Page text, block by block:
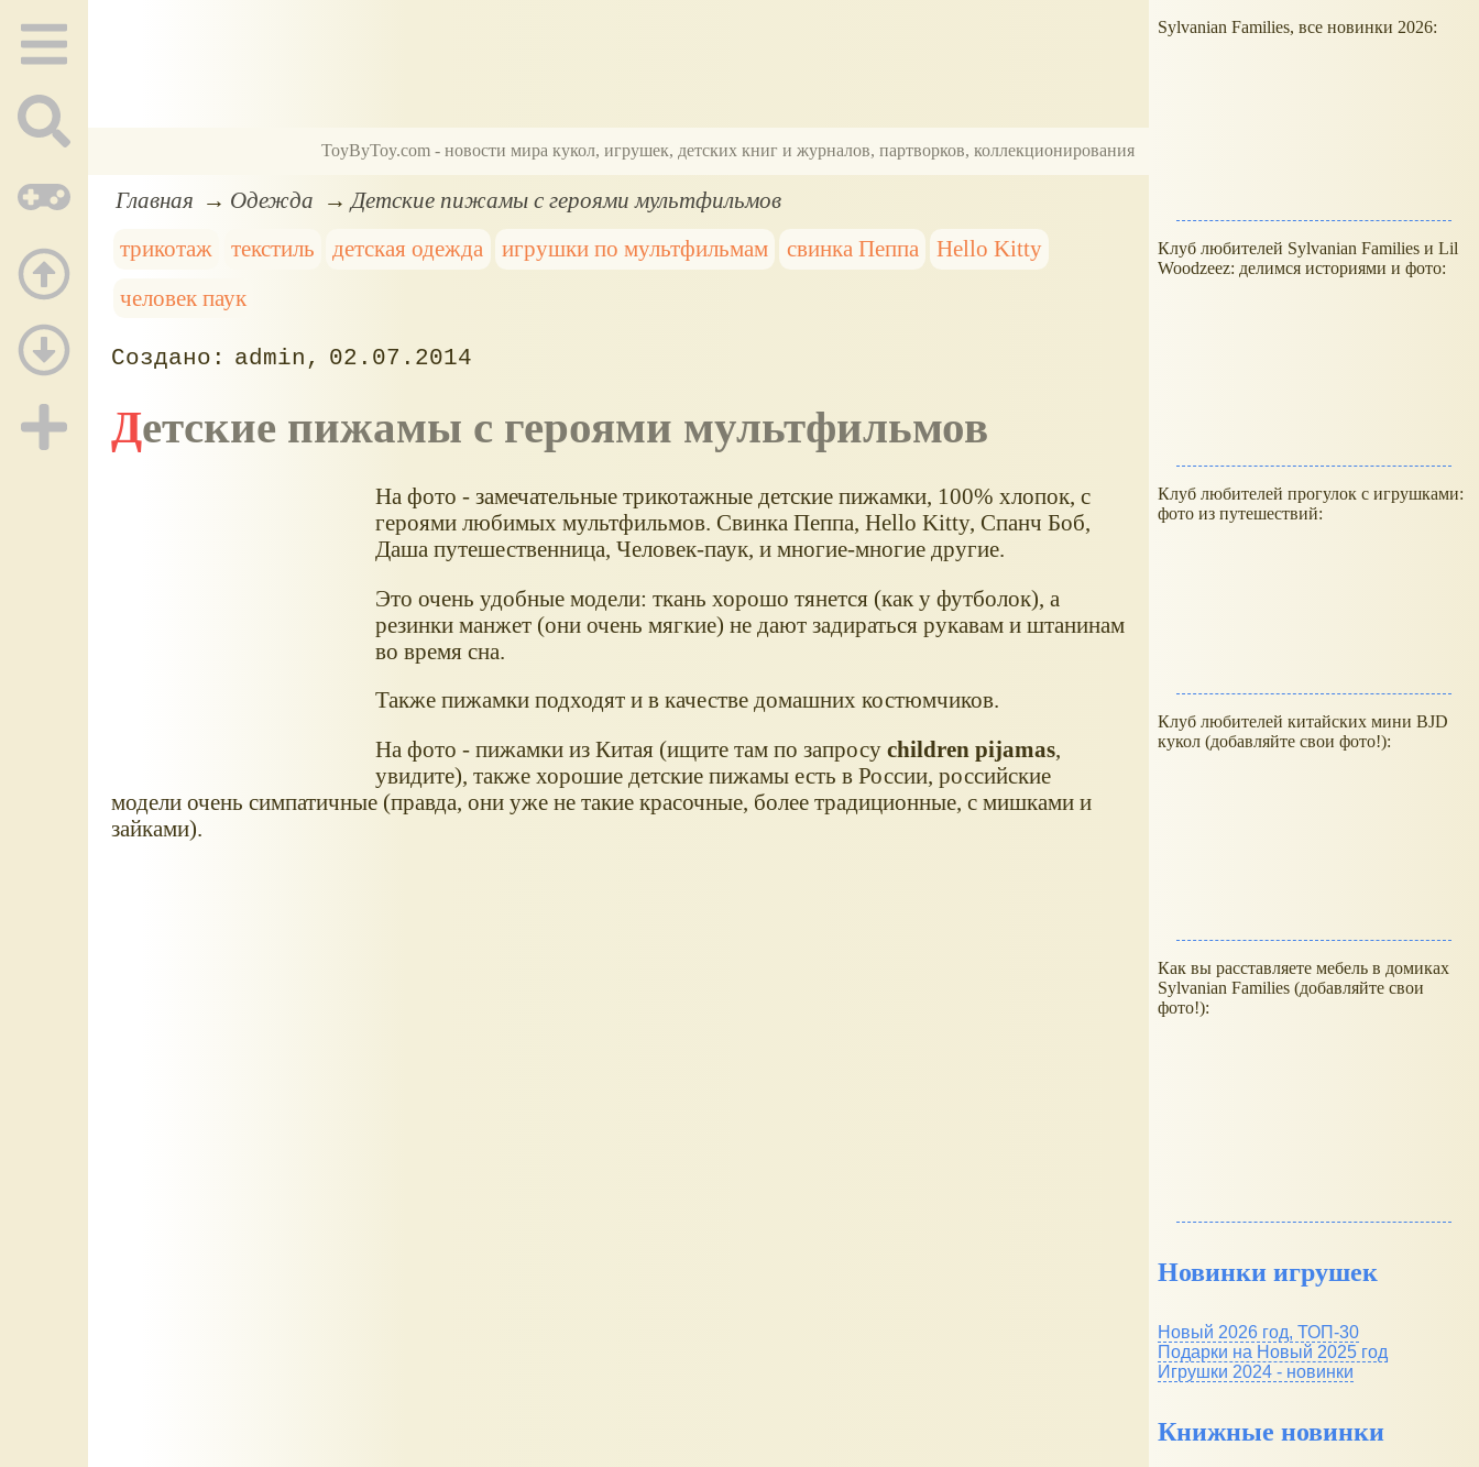
ToyByToy.com - новости мира кукол, игрушек, детских книг и журналов, партворков, коллекционирования
Главная Одежда
Детские пижамы с героями мультфильмов
трикотаж
текстиль детская одежда игрушки по мультфильмам свинка Пеппа
Hello Kitty
человек паук
admin 02.07.2014
Детские пижамы с героями мультфильмов
На фото - замечательные трикотажные детские пижамки, 100% хлопок, с
героями любимых мультфильмов. Свинка Пеппа, Hello Kitty, Спанч Боб,
Даша путешественница, Человек-паук, и многие-многие другие.
Это очень удобные модели: ткань хорошо тянется (как у футболок), а
резинки манжет (они очень мягкие) не дают задираться рукавам и штанинам
во время сна.
Также пижамки подходят и в качестве домашних костюмчиков.
На фото - пижамки из Китая (ищите там по запросу children pijamas,
увидите), также хорошие детские пижамы есть в России, российские
модели очень симпатичные (правда, они уже не такие красочные, более традиционные, с мишками и
зайками).
Sylvanian Families, все новинки 2026:
Клуб любителей Sylvanian Families и Lil
Woodzeez: делимся историями и фото:
Клуб любителей прогулок с игрушками:
фото из путешествий:
Клуб любителей китайских мини BJD
кукол (добавляйте свои фото!):
Как вы расставляете мебель в домиках
Sylvanian Families (добавляйте свои
фото!):
Новинки игрушек
Новый 2026 год, ТОП-30
Подарки на Новый 2025 год
Игрушки 2024 - новинки
Книжные новинки